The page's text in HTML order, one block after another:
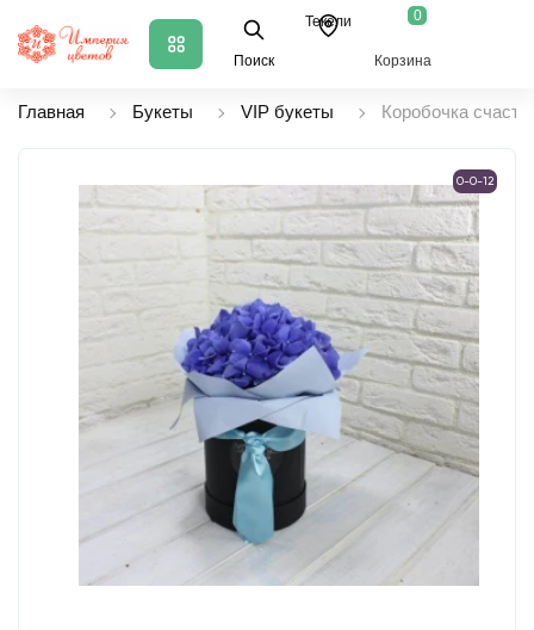
Поиск
Текели 0
Корзина
Главная Букеты VIP букеты Коробочка
0-0-12